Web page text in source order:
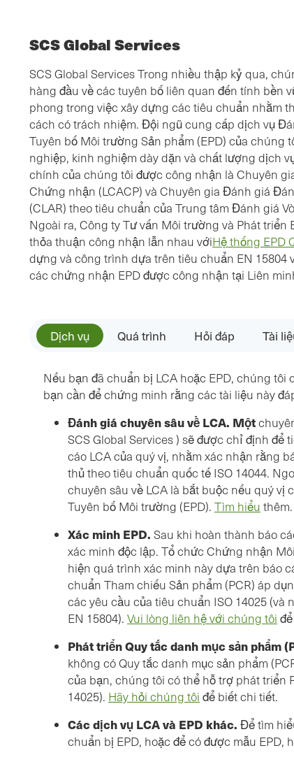
SCS Global Services
SCS Global Services Trong nhiều thập kỷ qua,
hàng đầu về các tuyên bố liên quan đến tính bền
phong trong việc xây dựng các tiêu chuẩn nhằm
cách có trách nhiệm. Đội ngũ cung cấp dịch vụ
Tuyên bố Môi trường Sản phẩm (EPD) của chúng
nghiệp, kinh nghiệm dày dặn và chất lượng dịch
chính của chúng tôi được công nhận là Chuyên
Chứng nhận (LCACP) và Chuyên gia Đánh giá
(CLAR) theo tiêu chuẩn của Trung tâm Đánh giá
Ngoài ra, Công ty Tư vấn Môi trường và Phát triển
thỏa thuận công nhận lẫn nhau vớiHệ thống EPD
dựng và công trình dựa trên tiêu chuẩn EN 15804
các chứng nhận EPD được công nhận tại Liên
Dịch vụ Quá trình Hỏi đáp Tài
Nếu bạn đã chuẩn bị LCA hoặc EPD, chúng
bạn cần để chứng minh rằng các tài liệu này
Đánh giá chuyên sâu về LCA. Một
SCS Global Services ) sẽ được chỉ định để
cáo LCA của quý vị, nhằm xác nhận rằng
thủ theo tiêu chuẩn quốc tế ISO 14044.
chuyên sâu về LCA là bắt buộc nếu quý vị
Tuyên bố Môi trường (EPD). Tìm hiểu thêm.
Xác minh EPD. Sau khi hoàn thành báo
xác minh độc lập. Tổ chức Chứng nhận
hiện quá trình xác minh này dựa trên báo
chuẩn Tham chiếu Sản phẩm (PCR) áp
các yêu cầu của tiêu chuẩn ISO 14025 (và
EN 15804). Vui lòng liên hệ với chúng tôi
Phát triển Quy tắc danh mục sản phẩm
không có Quy tắc danh mục sản phẩm
của bạn, chúng tôi có thể hỗ trợ phát triển
14025). Hãy hỏi chúng tôi để biết chi tiết.
Các dịch vụ LCA và EPD khác. Để tìm
chuẩn bị EPD, hoặc để có được mẫu EPD,